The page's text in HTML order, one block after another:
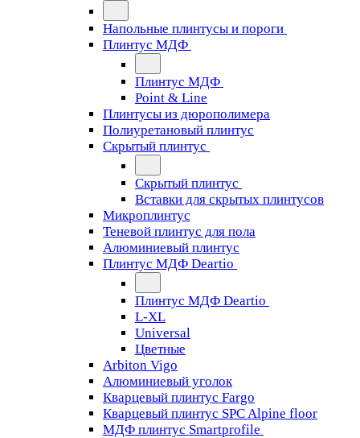
Напольные плинтусы и пороги
Плинтус МДФ
Плинтус МДФ
Point & Line
Плинтусы из дюрополимера
Полиуретановый плинтус
Скрытый плинтус
Скрытый плинтус
Вставки для скрытых плинтусов
Микроплинтус
Теневой плинтус для пола
Алюминиевый плинтус
Плинтус МДФ Deartio
Плинтус МДФ Deartio
L-XL
Universal
Цветные
Arbiton Vigo
Алюминиевый уголок
Кварцевый плинтус Fargo
Кварцевый плинтус SPC Alpine floor
МДФ плинтус Smartprofile